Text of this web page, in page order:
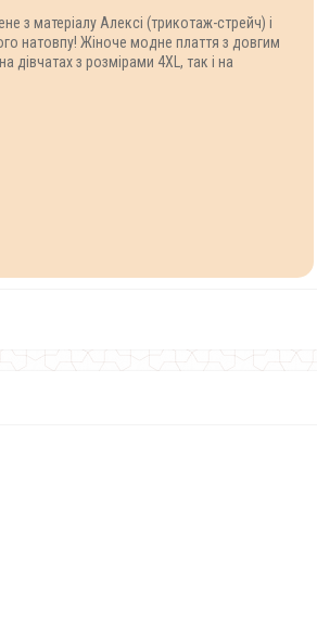
з матеріалу Алексі (трикотаж-стрейч) і
натовпу! Жіноче модне плаття з довгим
з розмірами 4XL, так і на